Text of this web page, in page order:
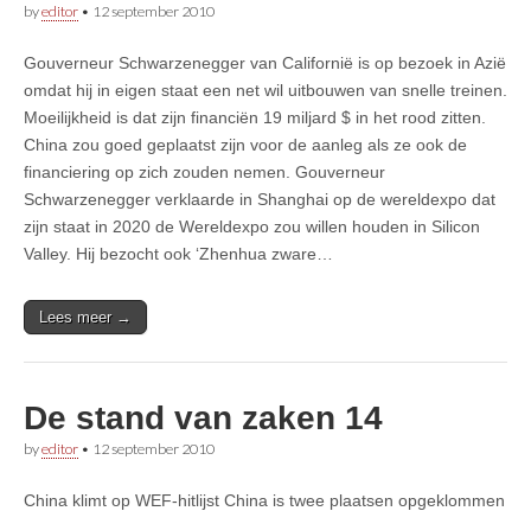
byeditor • 12 september 2010
Gouverneur Schwarzenegger van Californië is op bezoek in Azië
omdat hij in eigen staat een net wil uitbouwen van snelle treinen.
Moeilijkheid is dat zijn financiën 19 miljard $ in het rood zitten.
China zou goed geplaatst zijn voor de aanleg als ze ook de
financiering op zich zouden nemen. Gouverneur
Schwarzenegger verklaarde in Shanghai op de wereldexpo dat
zijn staat in 2020 de Wereldexpo zou willen houden in Silicon
Valley. Hij bezocht ook ‘Zhenhua zware…
Lees meer →
De stand van zaken 14
byeditor • 12 september 2010
China klimt op WEF-hitlijst China is twee plaatsen opgeklommen